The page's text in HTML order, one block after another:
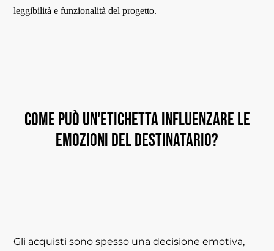
leggibilità e funzionalità del progetto.
Come può un'etichetta influenzare le
emozioni del destinatario?
Gli acquisti sono spesso una decisione emotiva,